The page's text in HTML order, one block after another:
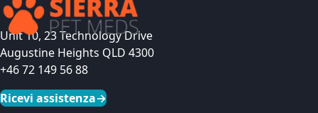
Unit 10, 23 Technology Drive
Augustine Heights QLD 4300
+46 72 149 56 88
Ricevi assistenza→